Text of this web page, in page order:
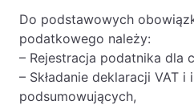
Do podstawowych
podatkowego należy:
– Rejestracja podatnika dla
– Składanie deklaracji VAT i
podsumowujących,